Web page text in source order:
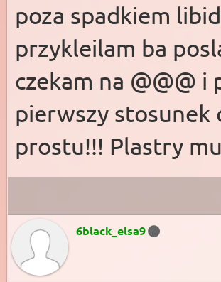
poza spadkiem
przykleilam ba
czekam na @@@
pierwszy stosunek
prostu!!! Plastry
6black_elsa9